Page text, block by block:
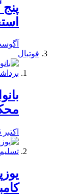
آگوست 22,
فوتبال
اکتبر 15, 2019